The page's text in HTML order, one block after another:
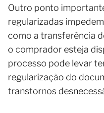
Outro ponto
regularizadas
como a transferência
o comprador esteja
processo pode levar
regularização do
transtornos